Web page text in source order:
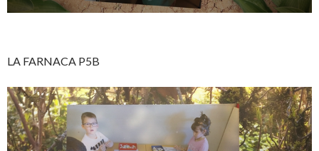
LA FARNACA P5B